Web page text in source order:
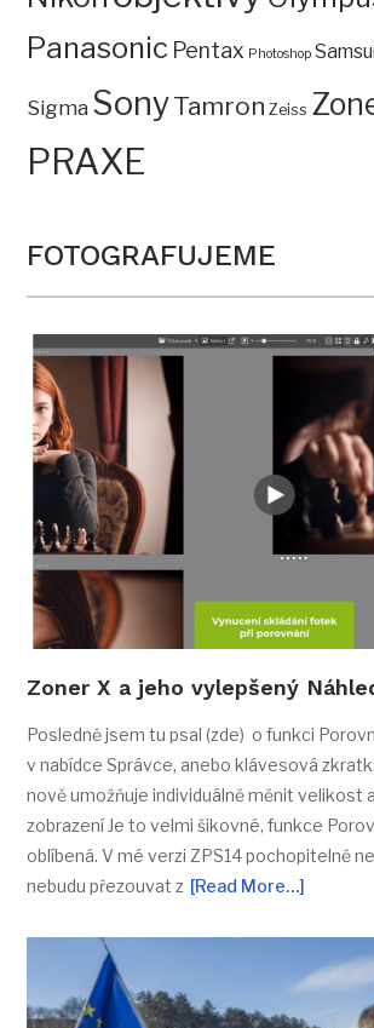
Panasonic Pentax Photoshop
Sigma SonyTamron Zeiss
PRAXE
FOTOGRAFUJEME
Zoner X a jeho vylepšený
Posledně jsem tu psal (zde) o funkci
v nabídce Správce, anebo klávesová
nově umožňuje individuálně měnit velikost
zobrazení Je to velmi šikovné, funkce
oblíbená. V mé verzi ZPS14 pochopitelně
nebudu přezouvat z [Read More…]